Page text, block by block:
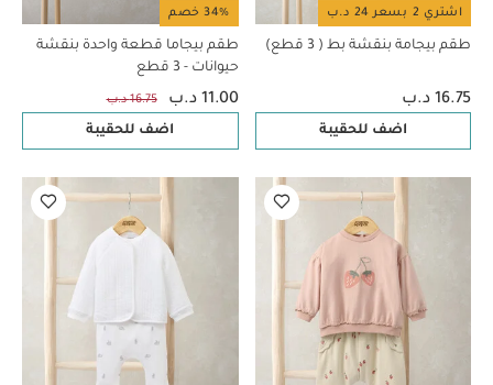
اشتري 2 بسعر 24 د.ب
طقم بيجامة بنقشة بط ( 3 قطع)
16.75 د.ب
اضف للحقيبة
34% خصم
طقم بيجاما قطعة واحدة بنقشة
حيوانات - 3 قطع
11.00 د.ب 16.75 د.ب
اضف للحقيبة